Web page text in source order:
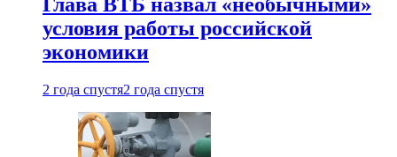
Глава ВТБ назвал «необычными»
условия работы российской
экономики
2 года спустя2 года спустя